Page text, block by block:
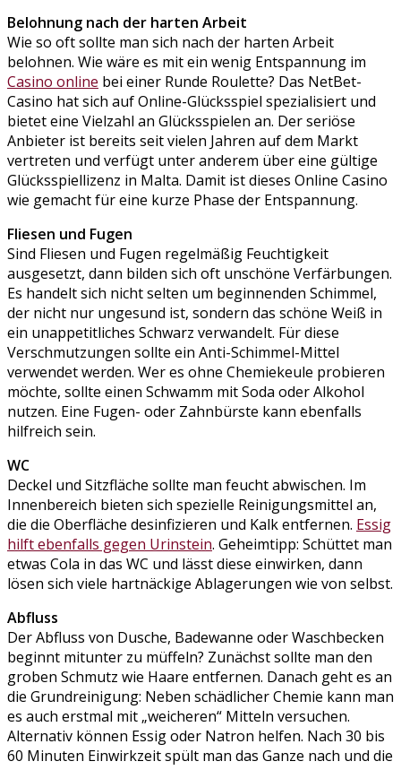
Belohnung nach der harten Arbeit
Wie so oft sollte man sich nach der harten Arbeit
belohnen. Wie wäre es mit ein wenig Entspannung im
Casino online bei einer Runde Roulette? Das NetBet-
Casino hat sich auf Online-Glücksspiel spezialisiert und
bietet eine Vielzahl an Glücksspielen an. Der seriöse
Anbieter ist bereits seit vielen Jahren auf dem Markt
vertreten und verfügt unter anderem über eine gültige
Glücksspiellizenz in Malta. Damit ist dieses Online Casino
wie gemacht für eine kurze Phase der Entspannung.
Fliesen und Fugen
Sind Fliesen und Fugen regelmäßig Feuchtigkeit
ausgesetzt, dann bilden sich oft unschöne Verfärbungen.
Es handelt sich nicht selten um beginnenden Schimmel,
der nicht nur ungesund ist, sondern das schöne Weiß in
ein unappetitliches Schwarz verwandelt. Für diese
Verschmutzungen sollte ein Anti-Schimmel-Mittel
verwendet werden. Wer es ohne Chemiekeule probieren
möchte, sollte einen Schwamm mit Soda oder Alkohol
nutzen. Eine Fugen- oder Zahnbürste kann ebenfalls
hilfreich sein.
WC
Deckel und Sitzfläche sollte man feucht abwischen. Im
Innenbereich bieten sich spezielle Reinigungsmittel an,
die die Oberfläche desinfizieren und Kalk entfernen. Essig
hilft ebenfalls gegen Urinstein. Geheimtipp: Schüttet man
etwas Cola in das WC und lässt diese einwirken, dann
lösen sich viele hartnäckige Ablagerungen wie von selbst.
Abfluss
Der Abfluss von Dusche, Badewanne oder Waschbecken
beginnt mitunter zu müffeln? Zunächst sollte man den
groben Schmutz wie Haare entfernen. Danach geht es an
die Grundreinigung: Neben schädlicher Chemie kann man
es auch erstmal mit „weicheren“ Mitteln versuchen.
Alternativ können Essig oder Natron helfen. Nach 30 bis
60 Minuten Einwirkzeit spült man das Ganze nach und die